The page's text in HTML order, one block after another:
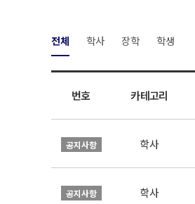
전체 학사 장학 학생
번호 카테고리
공지사항 학사
공지사항 학사